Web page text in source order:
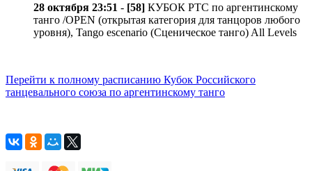
28 октября 23:51 - [58] КУБОК РТС по аргентинскому
танго /OPEN (открытая категория для танцоров любого
уровня), Tango escenario (Сценическое танго) All Levels
Перейти к полному расписанию Кубок Российского
танцевального союза по аргентинскому танго